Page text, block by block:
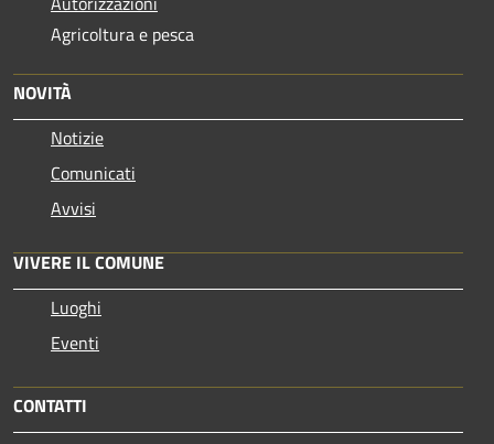
Agricoltura e pesca
NOVITÀ
Notizie
Comunicati
Avvisi
VIVERE IL COMUNE
Luoghi
Eventi
CONTATTI